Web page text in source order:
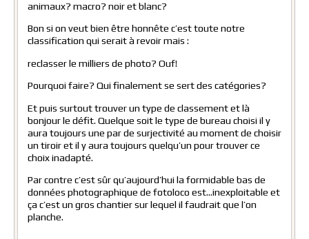
animaux? macro? noir et blanc?
Bon si on veut bien être honnête c’est toute notre
classification qui serait à revoir mais :
reclasser le milliers de photo? Ouf!
Pourquoi faire? Qui finalement se sert des catégories?
Et puis surtout trouver un type de classement et là
bonjour le défit. Quelque soit le type de bureau choisi il y
aura toujours une par de surjectivité au moment de choisir
un tiroir et il y aura toujours quelqu’un pour trouver ce
choix inadapté.
Par contre c’est sûr qu’aujourd’hui la formidable bas de
données photographique de fotoloco est…inexploitable et
ça c’est un gros chantier sur lequel il faudrait que l’on
planche.